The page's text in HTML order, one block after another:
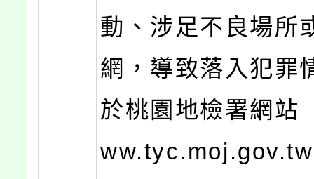
動、涉足不良場所
網，導致落入犯罪
於桃園地檢署網站